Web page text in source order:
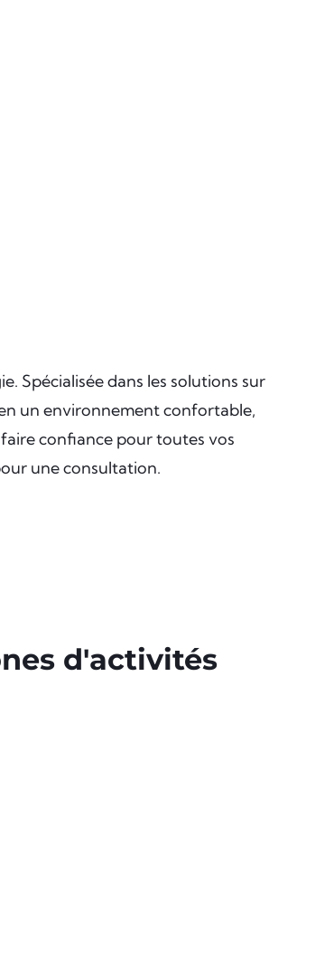
Spécialisée dans les solutions sur
un environnement confortable,
confiance pour toutes vos
une consultation.
d'activités